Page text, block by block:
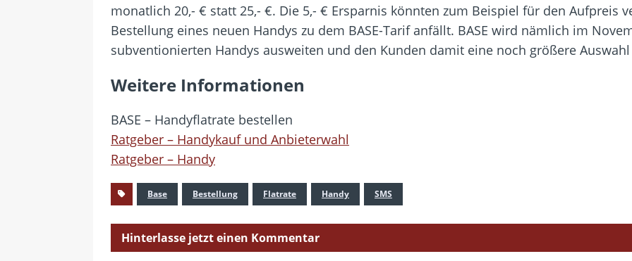
monatlich 20,- € statt 25,- €. Die 5,- € Ersparnis könnten zum Beispiel für den Aufpreis
Bestellung eines neuen Handys zu dem BASE-Tarif anfällt. BASE wird nämlich im
subventionierten Handys ausweiten und den Kunden damit eine noch größere
Weitere Informationen
BASE – Handyflatrate bestellen
Ratgeber – Handykauf und Anbieterwahl
Ratgeber – Handy
Base Bestellung Flatrate Handy SMS
Hinterlasse jetzt einen Kommentar